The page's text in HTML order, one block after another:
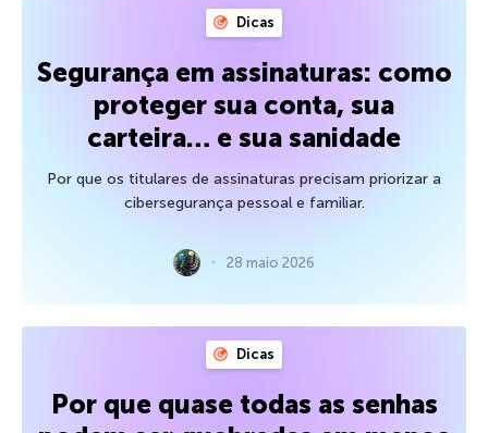
Dicas
Segurança em assinaturas: como
proteger sua conta, sua
carteira… e sua sanidade
Por que os titulares de assinaturas precisam priorizar a
cibersegurança pessoal e familiar.
28 maio 2026
Dicas
Por que quase todas as senhas